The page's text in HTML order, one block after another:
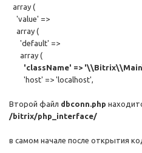
array (
'value' =>
array (
'default' =>
array (
'className' =>
'host' => 'localhost',
Второй файл dbconn.php
/bitrix/php_interface/
в самом начале после открытия